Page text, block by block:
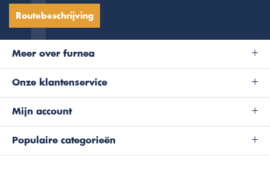
Routebeschrijving
Meer over furnea
Onze klantenservice
Populaire categorieën
Mijn account